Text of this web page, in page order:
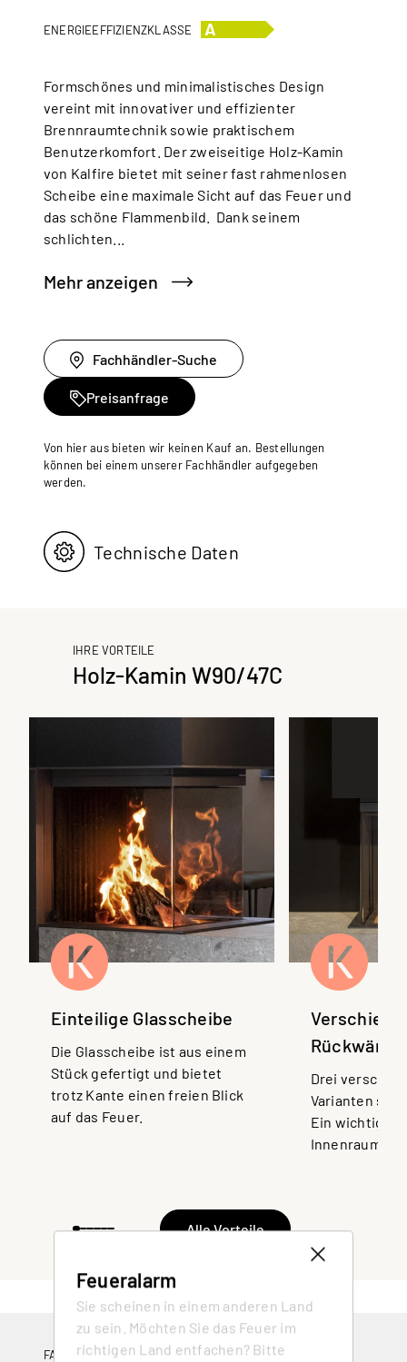
Feueralarm
Sie scheinen in einem anderen Land
zu sein. Möchten Sie das Feuer im
richtigen Land entfachen? Bitte
ENERGIEEFFIZIENZKLASSE
Formschönes und minimalistisches Design
vereint mit innovativer und effizienter
Brennraumtechnik sowie praktischem
Benutzerkomfort. Der zweiseitige Holz-Kamin
von Kalfire bietet mit seiner fast rahmenlosen
Scheibe eine maximale Sicht auf das Feuer und
das schöne Flammenbild. Dank seinem
schlichten...
Mehr anzeigen
Fachhändler-Suche
Preisanfrage
Von hier aus bieten wir keinen Kauf an. Bestellungen
können bei einem unserer Fachhändler aufgegeben
werden.
Technische Daten
IHRE VORTEILE
Holz-Kamin W90/47C
Einteilige Glasscheibe
Die Glasscheibe ist aus einem
Stück gefertigt und bietet
trotz Kante einen freien Blick
auf das Feuer.
Rückwände
Drei
Varianten
Ein wichtiges
Alle Vorteile
FACHPORTAL